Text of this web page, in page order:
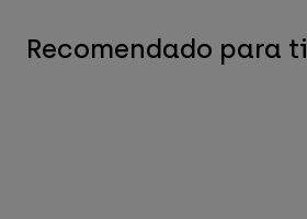
Recomendado para ti